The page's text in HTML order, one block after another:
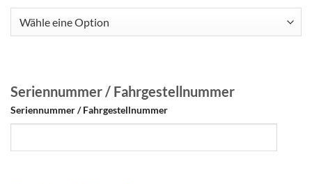
Seriennummer / Fahrgestellnummer
Seriennummer / Fahrgestellnummer